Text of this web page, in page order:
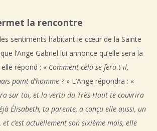
la rencontre
sentiments habitant le cœur de la Sainte
l’Ange Gabriel lui annonce qu’elle sera la
répond : « Comment cela se fera-t-il,
point d’homme ?» L’Ange répondra : «
sur toi, et la vertu du Très-Haut te couvrira
Élisabeth, ta parente, a conçu elle aussi, un
et c’est actuellement son sixième mois, elle